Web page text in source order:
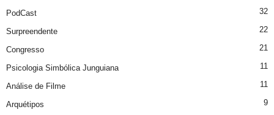
PodCast 32
Surpreendente 22
Congresso 21
Psicologia Simbólica Junguiana 11
Análise de Filme 11
Arquétipos 9